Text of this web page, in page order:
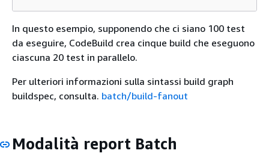
In questo esempio, supponendo che ci siano 100 test
da eseguire, CodeBuild crea cinque build che eseguono
ciascuna 20 test in parallelo.
Per ulteriori informazioni sulla sintassi build graph
buildspec, consulta. batch/build-fanout
Modalità report Batch